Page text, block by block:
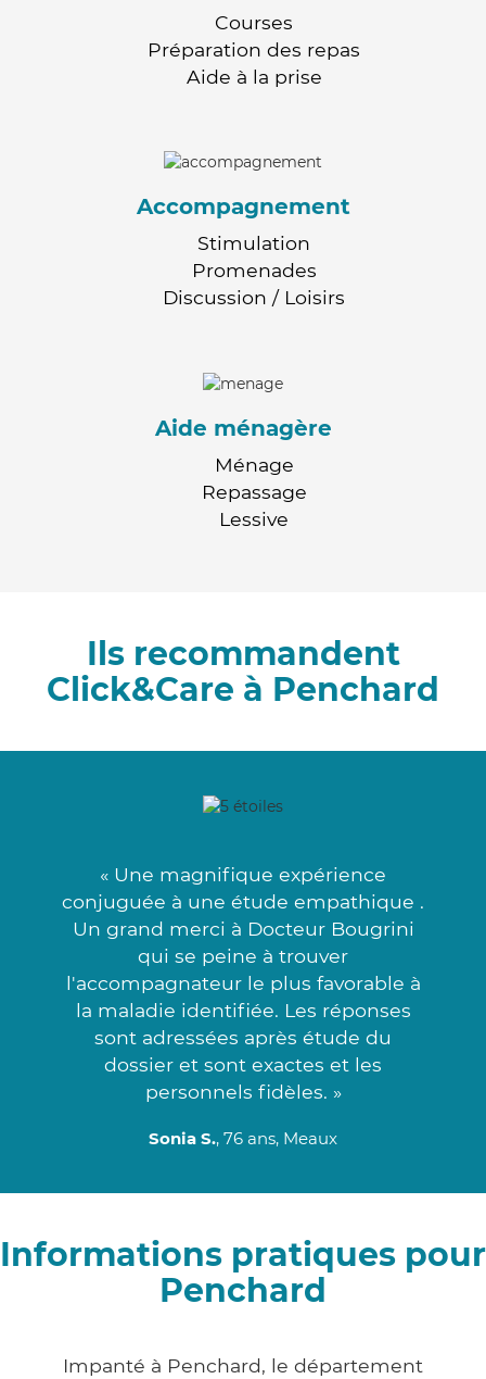
Courses
Préparation des repas
Aide à la prise
Accompagnement
Stimulation
Promenades
Discussion / Loisirs
Aide ménagère
Ménage
Repassage
Lessive
Ils recommandent
Click&Care à Penchard
« Une magnifique expérience
conjuguée à une étude empathique .
Un grand merci à Docteur Bougrini
qui se peine à trouver
l'accompagnateur le plus favorable à
la maladie identifiée. Les réponses
sont adressées après étude du
dossier et sont exactes et les
personnels fidèles. »
Sonia S., 76 ans, Meaux
Informations pratiques pour
Penchard
Impanté à Penchard, le département